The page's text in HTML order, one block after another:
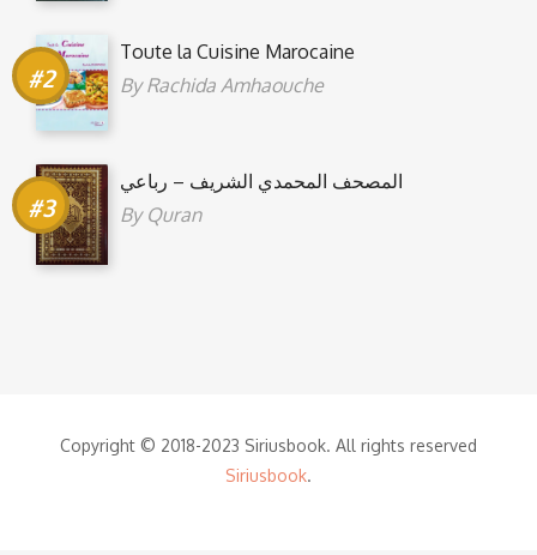
Toute la Cuisine Marocaine
ByRachida Amhaouche
المصحف المحمدي الشريف – رباعي
By Quran
Copyright © 2018-2023 Siriusbook. All rights reserved
Siriusbook.